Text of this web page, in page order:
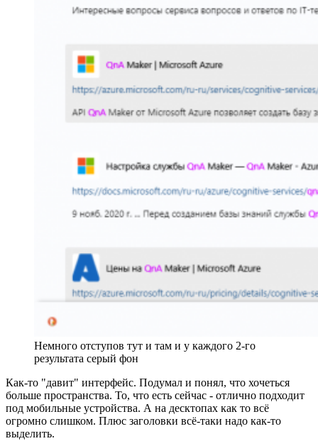
Немного отступов тут и там и у каждого 2-го
результата серый фон
Как-то "давит" интерфейс. Подумал и понял, что хочеться
больше пространства. То, что есть сейчас - отлично подходит
под мобильные устройства. А на десктопах как то всё
огромно слишком. Плюс заголовки всё-таки надо как-то
выделить.